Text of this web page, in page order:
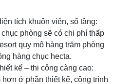
tích khuôn viên, số tầng:
phòng sẽ có chi phí thấp
quy mô hàng trăm phòng
hàng chục hecta.
kế – thi công càng cao:
hơn ở phần thiết kế, công trình